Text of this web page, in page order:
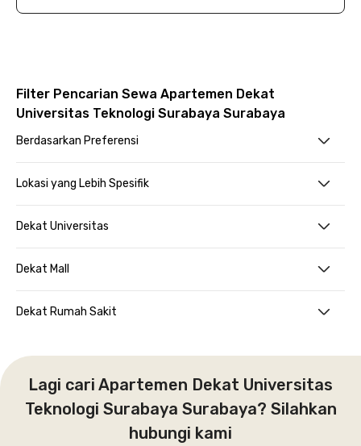
Filter Pencarian Sewa Apartemen Dekat
Universitas Teknologi Surabaya Surabaya
Berdasarkan Preferensi
Lokasi yang Lebih Spesifik
Dekat Universitas
Dekat Mall
Dekat Rumah Sakit
Lagi cari Apartemen Dekat Universitas
Teknologi Surabaya Surabaya? Silahkan
hubungi kami